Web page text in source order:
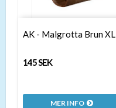
AK - Malgrotta Brun XL
145 SEK
MER INFO